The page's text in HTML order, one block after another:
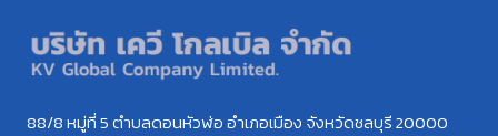
88/8 หมู่ที่ 5 ตำบลดอนหัวฬ่อ อำเภอเมือง จังหวัดชลบุรี 20000